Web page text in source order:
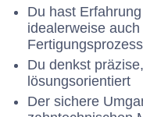
Du hast
idealerweise
Du denkst
lösungsorientiert
Der sichere